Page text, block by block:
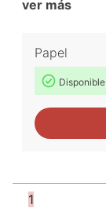
ver más
Papel
Disponible
1